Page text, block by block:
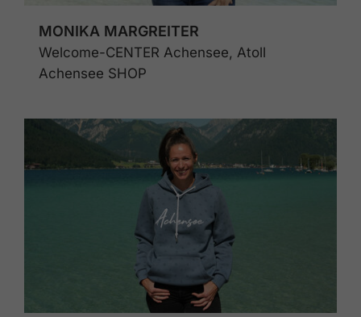
MONIKA MARGREITER
Welcome-CENTER Achensee, Atoll
Achensee SHOP